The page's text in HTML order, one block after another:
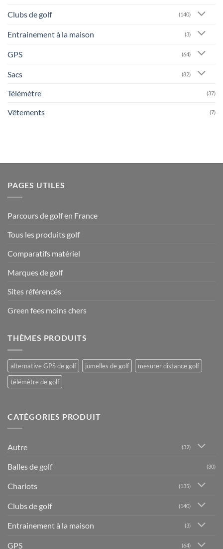
Clubs de golf (140)
Entrainement à la maison (3)
GPS (64)
Sacs (82)
Télémètre (37)
Vêtements (7)
PAGES UTILES
Parcours de golf en France
Tous les produits golf
Comparatifs matériel
Marques de golf
Sites référencés
Green fees moins chers
THÈMES PRODUITS
alternative GPS de golf jumelles de golf
mesurer distance golf
télémètre de golf
CATÉGORIES PRODUIT
Autre (32)
Balles de golf (30)
Chariots (135)
Clubs de golf (140)
Entrainement à la maison (3)
GPS (64)